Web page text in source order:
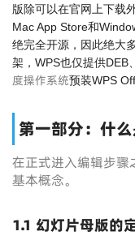
版除可以在官网上下载
Mac App Store和
绝完全开源，因此绝大
架，WPS也仅提供DEB
度操作系统预装WPS
第一部分：什
在正式进入编辑步骤
基本概念。
1.1 幻灯片母版的